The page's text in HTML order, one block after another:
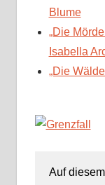
Blume
„Die
Isabella
„Die
Auf